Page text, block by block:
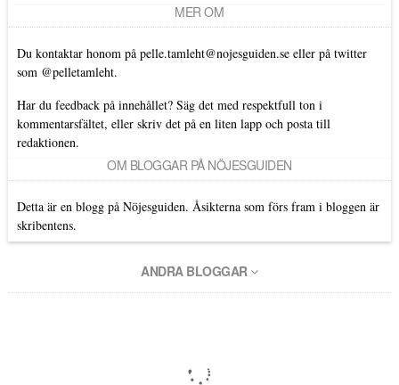
MER OM
Du kontaktar honom på pelle.tamleht@nojesguiden.seeller på twitter
som @pelletamleht.
Har du feedback på innehållet? Säg det med respektfull ton i
kommentarsfältet, eller skriv det på en liten lapp och posta till
redaktionen.
OM BLOGGAR PÅ NÖJESGUIDEN
Detta är en blogg på Nöjesguiden. Åsikterna som förs fram i bloggen är
skribentens.
ANDRA BLOGGAR